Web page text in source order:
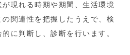
が現れる時期や期間、生活環境
関連性を把握したうえで、検
に判断し、診断を行います。